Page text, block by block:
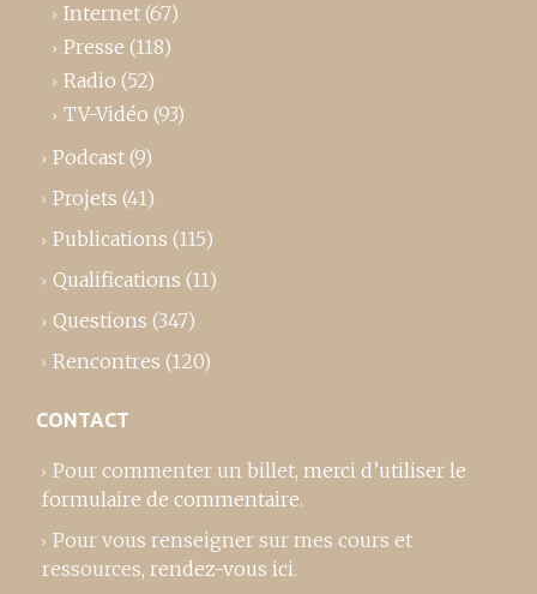
Internet (67)
Presse (118)
Radio (52)
TV-Vidéo (93)
Podcast (9)
Projets (41)
Publications (115)
Qualifications (11)
Questions (347)
Rencontres (120)
CONTACT
Pour commenter un billet, merci d’utiliser le
formulaire de commentaire.
Pour vous renseigner sur mes cours et
ressources, rendez-vous ici.